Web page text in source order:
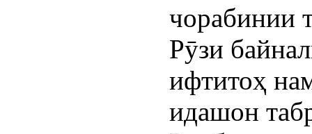
чорабинии
Рӯзи
ифтитоҳ
идашон